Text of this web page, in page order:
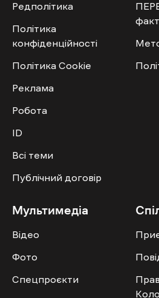
Редполітика
Політика
конфіденційності
Політика Cookie
Реклама
Робота
ID
Всі теми
Публічний договір
Мультимедіа
Відео
Фото
Спецпроєкти